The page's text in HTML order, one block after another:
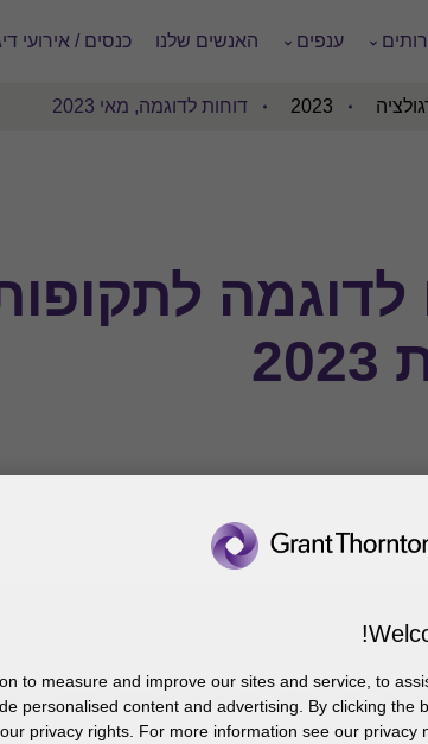
ענפים האנשים שלנו כנסים / אירועי
2023 דוחות לדוגמה, מאי 2023
לדוגמה
ותקנות ניירות ערך
to measure and improve our sites and service, to
personalised content and advertising. By clicking the
privacy rights. For more information see our privacy